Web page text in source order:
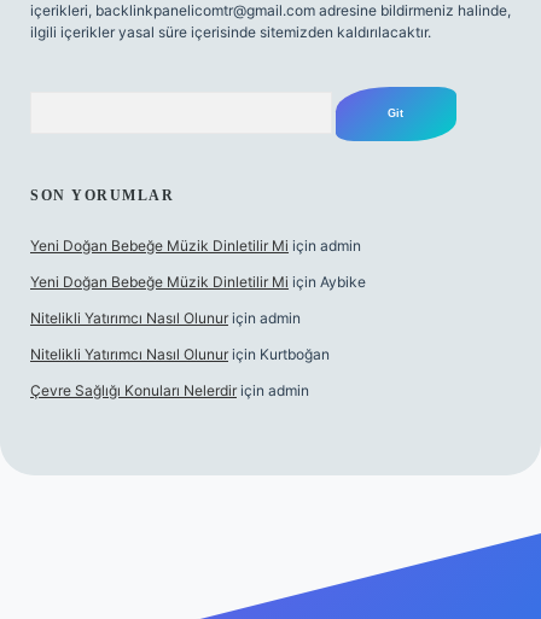
içerikleri, backlinkpanelicomtr@gmail.com adresine bildirmeniz halinde,
ilgili içerikler yasal süre içerisinde sitemizden kaldırılacaktır.
SON YORUMLAR
Yeni Doğan Bebeğe Müzik Dinletilir Mi için admin
Yeni Doğan Bebeğe Müzik Dinletilir Mi için Aybike
Nitelikli Yatırımcı Nasıl Olunur için admin
Nitelikli Yatırımcı Nasıl Olunur için Kurtboğan
Çevre Sağlığı Konuları Nelerdir için admin